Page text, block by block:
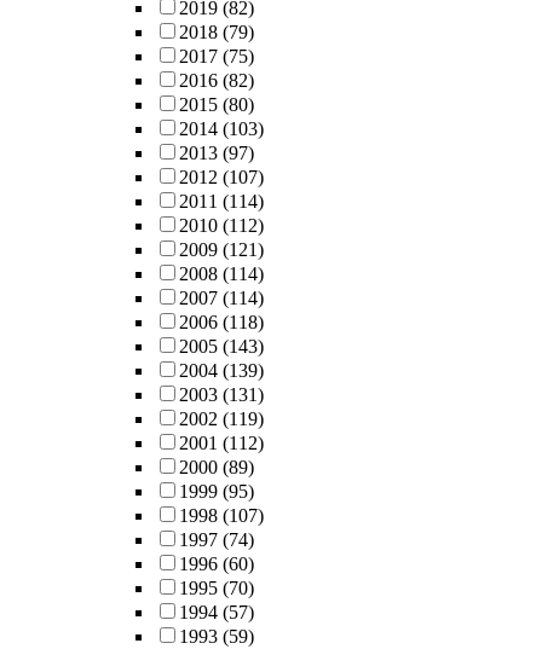
2019 (82)
2018 (79)
2017 (75)
2016 (82)
2015 (80)
2014 (103)
2013 (97)
2012 (107)
2011 (114)
2010 (112)
2009 (121)
2008 (114)
2007 (114)
2006 (118)
2005 (143)
2004 (139)
2003 (131)
2002 (119)
2001 (112)
2000 (89)
1999 (95)
1998 (107)
1997 (74)
1996 (60)
1995 (70)
1994 (57)
1993 (59)